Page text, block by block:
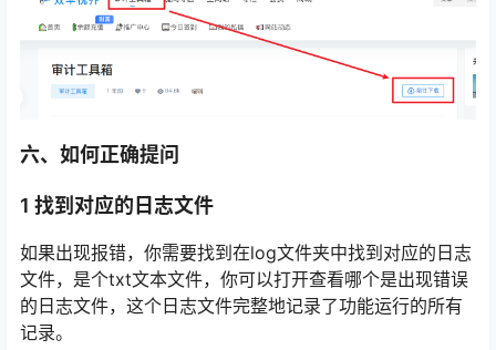
六、如何正确提问
1 找到对应的日志文件
如果出现报错，你需要找到在log文件夹中找到对应的日志
文件，是个txt文本文件，你可以打开查看哪个是出现错误
的日志文件，这个日志文件完整地记录了功能运行的所有
记录。